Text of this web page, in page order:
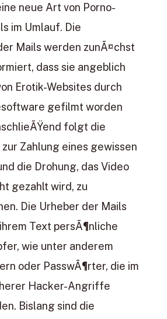
neue Art von Porno-
im Umlauf. Die
Mails werden zunÃ¤chst
dass sie angeblich
Erotik-Websites durch
gefilmt worden
folgt die
Zahlung eines gewissen
die Drohung, das Video
gezahlt wird, zu
Die Urheber der Mails
Text persÃ¶nliche
wie unter anderem
oder PasswÃ¶rter, die im
Hacker-Angriffe
Bislang sind die